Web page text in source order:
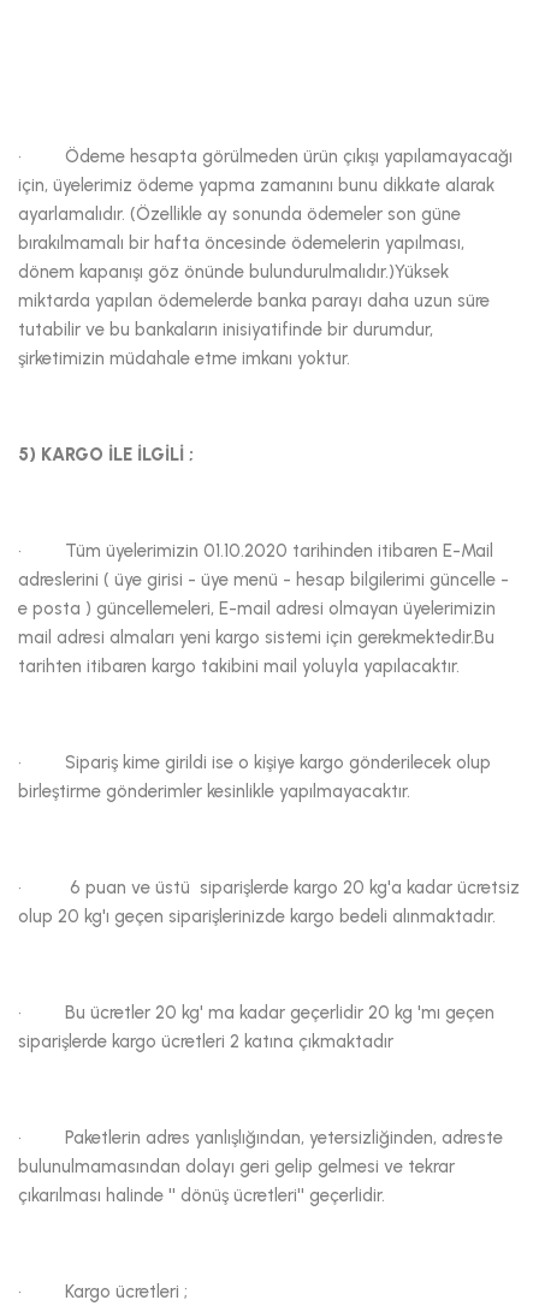
· Ödeme hesapta görülmeden ürün çıkışı yapılamayacağı
için, üyelerimiz ödeme yapma zamanını bunu dikkate alarak
ayarlamalıdır. (Özellikle ay sonunda ödemeler son güne
bırakılmamalı bir hafta öncesinde ödemelerin yapılması,
dönem kapanışı göz önünde bulundurulmalıdır.)Yüksek
miktarda yapılan ödemelerde banka parayı daha uzun süre
tutabilir ve bu bankaların inisiyatifinde bir durumdur,
şirketimizin müdahale etme imkanı yoktur.
5) KARGO İLE İLGİLİ ;
· Tüm üyelerimizin 01.10.2020 tarihinden itibaren E-Mail
adreslerini ( üye girisi - üye menü - hesap bilgilerimi güncelle -
e posta ) güncellemeleri, E-mail adresi olmayan üyelerimizin
mail adresi almaları yeni kargo sistemi için gerekmektedir.Bu
tarihten itibaren kargo takibini mail yoluyla yapılacaktır.
· Sipariş kime girildi ise o kişiye kargo gönderilecek olup
birleştirme gönderimler kesinlikle yapılmayacaktır.
· 6 puan ve üstü siparişlerde kargo 20 kg'a kadar ücretsiz
olup 20 kg'ı geçen siparişlerinizde kargo bedeli alınmaktadır.
· Bu ücretler 20 kg' ma kadar geçerlidir 20 kg 'mı geçen
siparişlerde kargo ücretleri 2 katına çıkmaktadır
· Paketlerin adres yanlışlığından, yetersizliğinden, adreste
bulunulmamasından dolayı geri gelip gelmesi ve tekrar
çıkarılması halinde '' dönüş ücretleri'' geçerlidir.
· Kargo ücretleri ;